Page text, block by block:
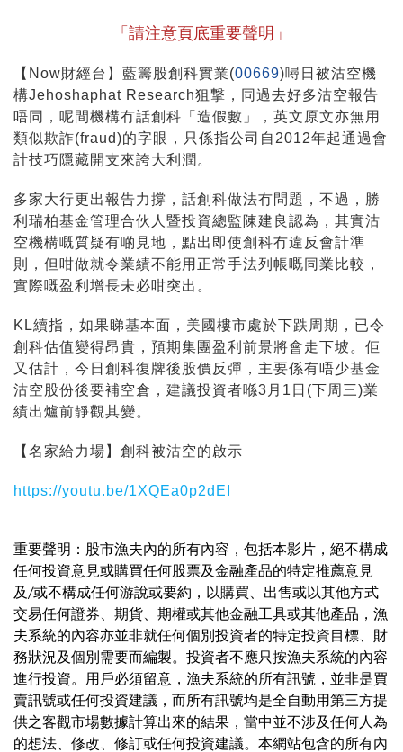
「請注意頁底重要聲明」
【Now財經台】藍籌股創科實業(00669)噚日被沽空機
構Jehoshaphat Research狙撃，同過去好多沽空報告
唔同，呢間機構冇話創科「造假數」，英文原文亦無用
類似欺詐(fraud)的字眼，只係指公司自2012年起通過會
計技巧隱藏開支來誇大利潤。
多家大行更出報告力撐，話創科做法冇問題，不過，勝
利瑞柏基金管理合伙人暨投資總監陳建良認為，其實沽
空機構嘅質疑有啲見地，點出即使創科冇違反會計準
則，但咁做就令業績不能用正常手法列帳嘅同業比較，
實際嘅盈利增長未必咁突出。
KL續指，如果睇基本面，美國樓市處於下跌周期，已令
創科估值變得昂貴，預期集團盈利前景將會走下坡。佢
又估計，今日創科復牌後股價反彈，主要係有唔少基金
沽空股份後要補空倉，建議投資者喺3月1日(下周三)業
績出爐前靜觀其變。
【名家給力場】創科被沽空的啟示
https://youtu.be/1XQEa0p2dEI
重要聲明：股市漁夫內的所有內容，包括本影片，絕不構成
任何投資意見或購買任何股票及金融產品的特定推薦意見
及/或不構成任何游說或要約，以購買、出售或以其他方式
交易任何證券、期貨、期權或其他金融工具或其他產品，漁
夫系統的內容亦並非就任何個別投資者的特定投資目標、財
務狀況及個別需要而編製。投資者不應只按漁夫系統的內容
進行投資。用戶必須留意，漁夫系統的所有訊號，並非是買
賣訊號或任何投資建議，而所有訊號均是全自動用第三方提
供之客觀市場數據計算出來的結果，當中並不涉及任何人為
的想法、修改、修訂或任何投資建議。本網站包含的所有內